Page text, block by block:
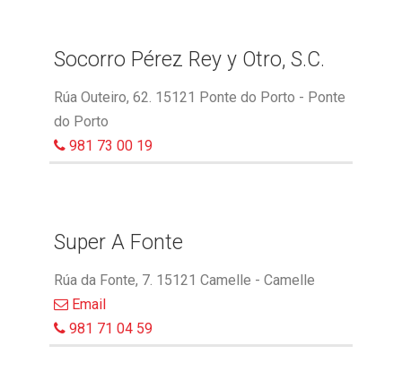
Socorro Pérez Rey y Otro, S.C.
Rúa Outeiro, 62. 15121 Ponte do Porto - Ponte
do Porto
981 73 00 19
Super A Fonte
Rúa da Fonte, 7. 15121 Camelle - Camelle
Email
981 71 04 59